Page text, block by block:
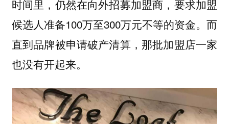
时间里，仍然在向外招募加盟商，要求加盟
候选人准备100万至300万元不等的资金。而
直到品牌被申请破产清算，那批加盟店一家
也没有开起来。